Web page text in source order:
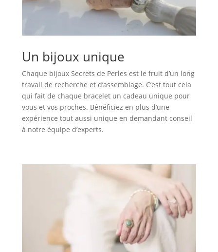
Un bijoux unique
Chaque bijoux Secrets de Perles est le fruit d’un long
travail de recherche et d’assemblage. C’est tout cela
qui fait de chaque bracelet un cadeau unique pour
vous et vos proches. Bénéficiez en plus d’une
expérience tout aussi unique en demandant conseil
à notre équipe d’experts.